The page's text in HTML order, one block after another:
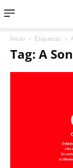
Inicio Etiquetas
Tag: A